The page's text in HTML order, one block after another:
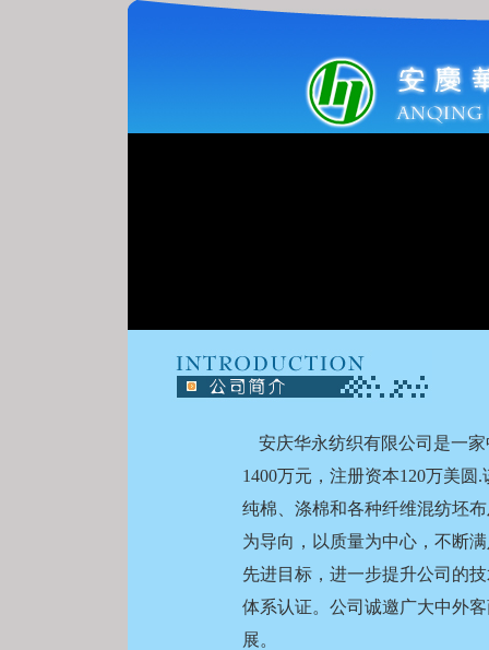
安庆华永纺织有限公司是一
1400万元，注册资本120万美圆
纯棉、涤棉和各种纤维混纺坯
为导向，以质量为中心，不断
先进目标，进一步提升公司的
体系认证。公司诚邀广大中外
展。